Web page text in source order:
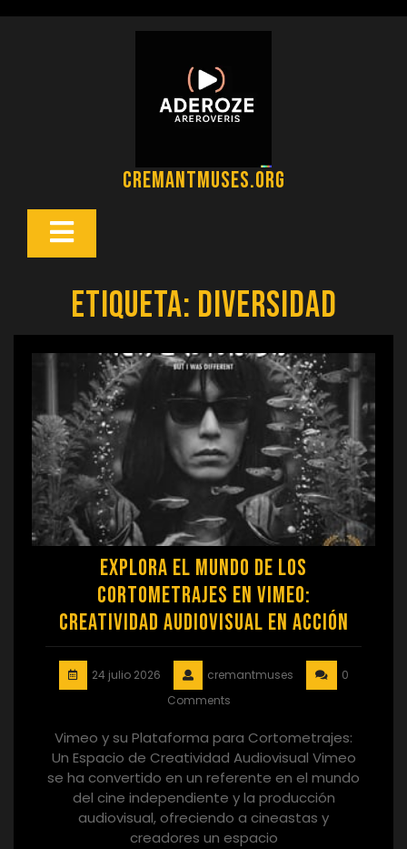
cremantmuses.org
Botón
Etiqueta: diversidad
Explora el Mundo de los
Cortometrajes en Vimeo:
Creatividad Audiovisual en Acción
24 julio 2026 cremantmuses
0
Comments
Vimeo y su Plataforma para Cortometrajes:
Un Espacio de Creatividad Audiovisual Vimeo
se ha convertido en un referente en el mundo
del cine independiente y la producción
audiovisual, ofreciendo a cineastas y
creadores un espacio